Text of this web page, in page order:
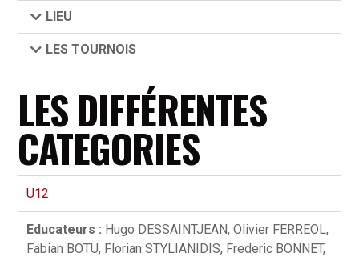
LIEU
LES TOURNOIS
LES DIFFÉRENTES
CATEGORIES
U12
Educateurs : Hugo DESSAINTJEAN, Olivier FERREOL,
Fabian BOTU, Florian STYLIANIDIS, Frederic BONNET,